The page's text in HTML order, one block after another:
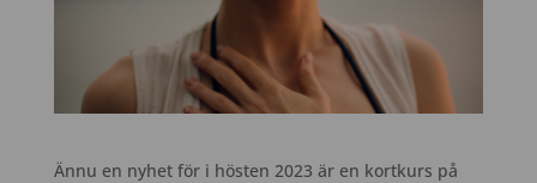
Ännu en nyhet för i hösten 2023 är en kortkurs på